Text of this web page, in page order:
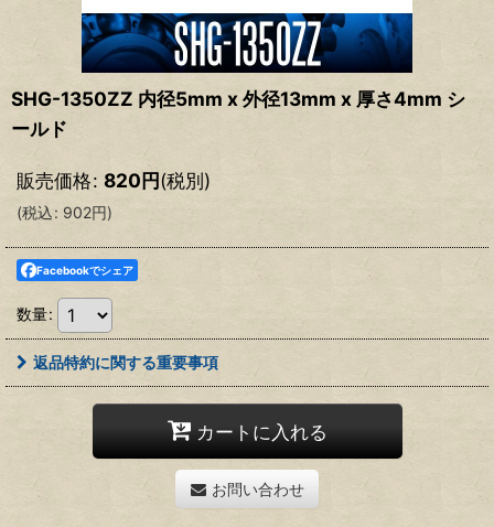
SHG-1350ZZ 内径5mm x 外径13mm x 厚さ4mm シ
ールド
販売価格: 820円(税別)
(税込: 902円)
Facebookでシェア
数量:
返品特約に関する重要事項
カートに入れる
お問い合わせ